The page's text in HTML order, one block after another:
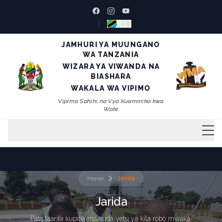
SW
JAMHURI YA MUUNGANO
WA TANZANIA
WIZARA YA VIWANDA NA
BIASHARA
WAKALA WA VIPIMO
Vipimo Sahihi na Vya Kuaminika kwa
Wote
Kuhusu
Utawala
Home Jarida
Jarida
Pata taarifa kupitia majarida yetu ya kila robo mwaka.